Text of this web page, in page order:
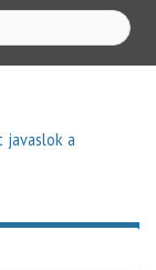
javaslok a